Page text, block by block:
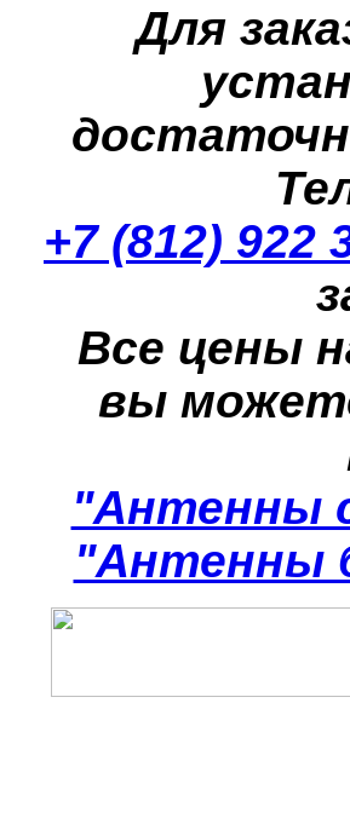
Для
+7 (812) 922
Все цены
вы
"Антенны
"Антенны